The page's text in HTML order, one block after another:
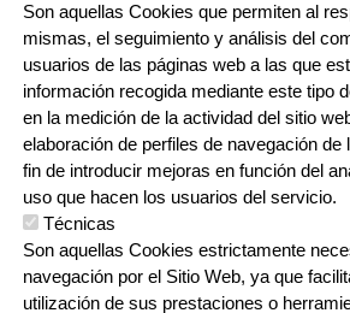
Son aquellas Cookies que permiten al
mismas, el seguimiento y análisis del
usuarios de las páginas web a las que
información recogida mediante este tipo
en la medición de la actividad del sitio
elaboración de perfiles de navegación de
fin de introducir mejoras en función del
uso que hacen los usuarios del servicio.
Técnicas
Son aquellas Cookies estrictamente
navegación por el Sitio Web, ya que
utilización de sus prestaciones o